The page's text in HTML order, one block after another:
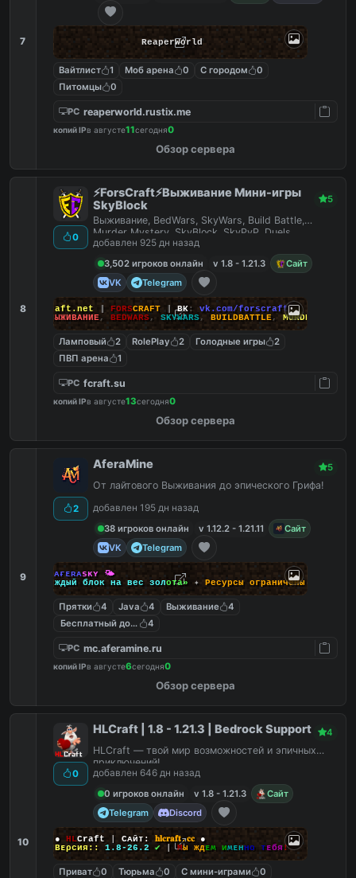
7 ReaperWorld
Вайтлист 1 Моб арена 0 С городом
0
Питомцы
0
PC reaperworld.rustix.me
копий IPв августе11сегодня0
Обзор сервера
8
0
⚡ForsCraft⚡Выживание Мини-игры
SkyBlock
5
Выживание, BedWars, SkyWars, Build Battle,
Murder Mystery, SkyBlock, SkyPvP, Duels,
HideAndSeek
добавлен 925 дн назад
3,502 игроков онлайн
v 1.8 - 1.21.3
Сайт
VK
Telegram
ForsCraft.net FORSCRAFT ВК:
vk.com/forscraft
ВЫЖИВАНИЕ, BEDWARS, SKYWARS, BUILDBATTLE, MURDERMYSTERY
Ламповый 2 RolePlay 2 Голодные игры
2
ПВП арена
1
PC fcraft.su
копий IPв августе13сегодня0
Обзор сервера
9
2
AferaMine 5
От лайтового Выживания до эпического Грифа!
добавлен 195 дн назад
38 игроков онлайн
v 1.12.2 - 1.21.11
Сайт
VK
Telegram
ᴀғᴇʀᴀsᴋʏ
🌤
аждый блок на вес золота» ✦ Ресурсы ограничены
Прятки 4 Java 4 Выживание
4
Бесплатный донат4
PC mc.aferamine.ru
копий IPв августе6сегодня0
Обзор сервера
10
0
HLCraft | 1.8 - 1.21.3 | Bedrock Support 4
HLCraft — твой мир возможностей и эпичных
приключений!
добавлен 646 дн назад
0 игроков онлайн
v 1.8 - 1.21.3
Сайт
Telegram
Discord
● HLCraft Сᴀйᴛ: 𝐡𝐥𝐜𝐫𝐚𝐟𝐭.𝐜𝐜 ●
Вᴇρᴄия:: 1.8-26.2 ✔ |Мы ждᴇʍ иʍᴇннᴏ ᴛᴇбя!
Приват 0 Тюрьма 0 С мини-играми
0